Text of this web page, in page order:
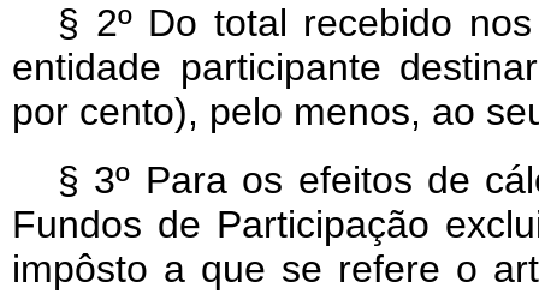
§ 2º Do total recebido
entidade participante
por cento), pelo menos, ao
§ 3º Para os efeitos de
Fundos de Participação
impôsto a que se refere o